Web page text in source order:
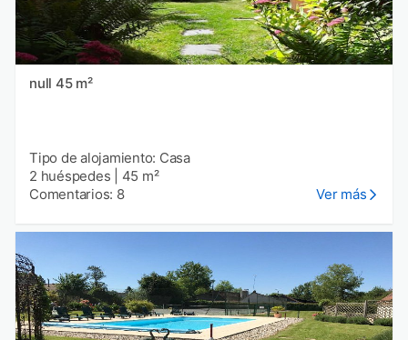
null 45 m²
Tipo de alojamiento: Casa
2 huéspedes
45 m²
Comentarios: 8
Ver más